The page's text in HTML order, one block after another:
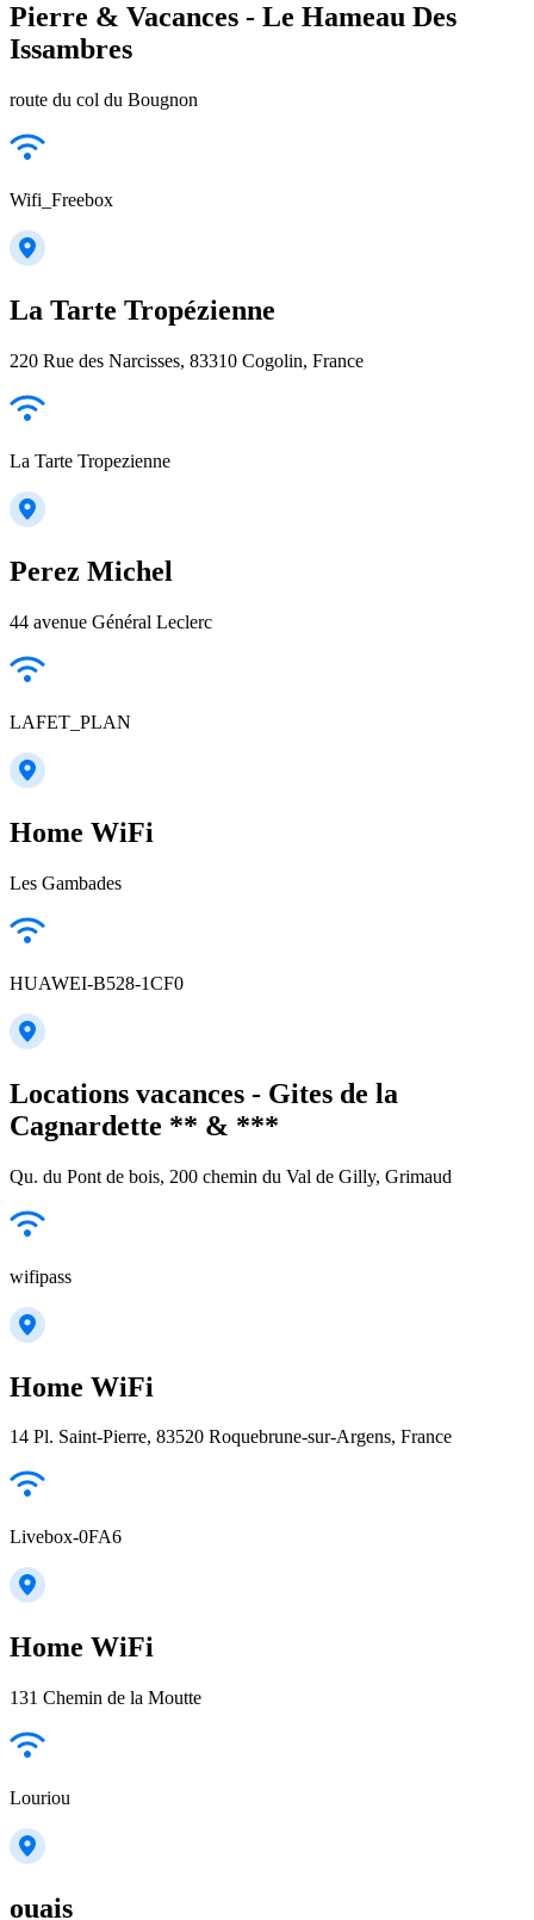
Pierre & Vacances - Le Hameau Des
Issambres
route du col du Bougnon
Wifi_Freebox
La Tarte Tropézienne
220 Rue des Narcisses, 83310 Cogolin, France
La Tarte Tropezienne
Perez Michel
44 avenue Général Leclerc
LAFET_PLAN
Home WiFi
Les Gambades
HUAWEI-B528-1CF0
Locations vacances - Gites de la
Cagnardette ** & ***
Qu. du Pont de bois, 200 chemin du Val de Gilly, Grimaud
wifipass
Home WiFi
14 Pl. Saint-Pierre, 83520 Roquebrune-sur-Argens, France
Livebox-0FA6
Home WiFi
131 Chemin de la Moutte
Louriou
ouais